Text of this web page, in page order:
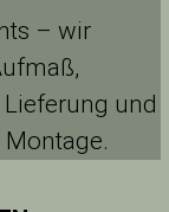
– wir
und